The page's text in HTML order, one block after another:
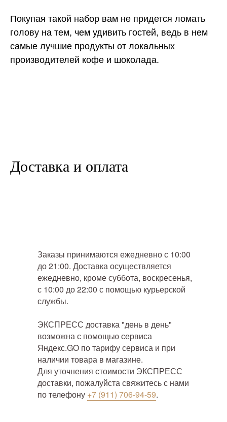
Покупая такой набор вам не придется ломать
голову на тем, чем удивить гостей, ведь в нем
самые лучшие продукты от локальных
производителей кофе и шоколада.
Доставка и оплата
Заказы принимаются ежедневно с 10:00
до 21:00. Доставка осуществляется
ежедневно, кроме суббота, воскресенья,
с 10:00 до 22:00 с помощью курьерской
службы.
ЭКСПРЕСС доставка "день в день"
возможна с помощью сервиса
Яндекс.GO по тарифу сервиса и при
наличии товара в магазине.
Для уточнения стоимости ЭКСПРЕСС
доставки, пожалуйста свяжитесь с нами
по телефону +7 (911) 706-94-59.